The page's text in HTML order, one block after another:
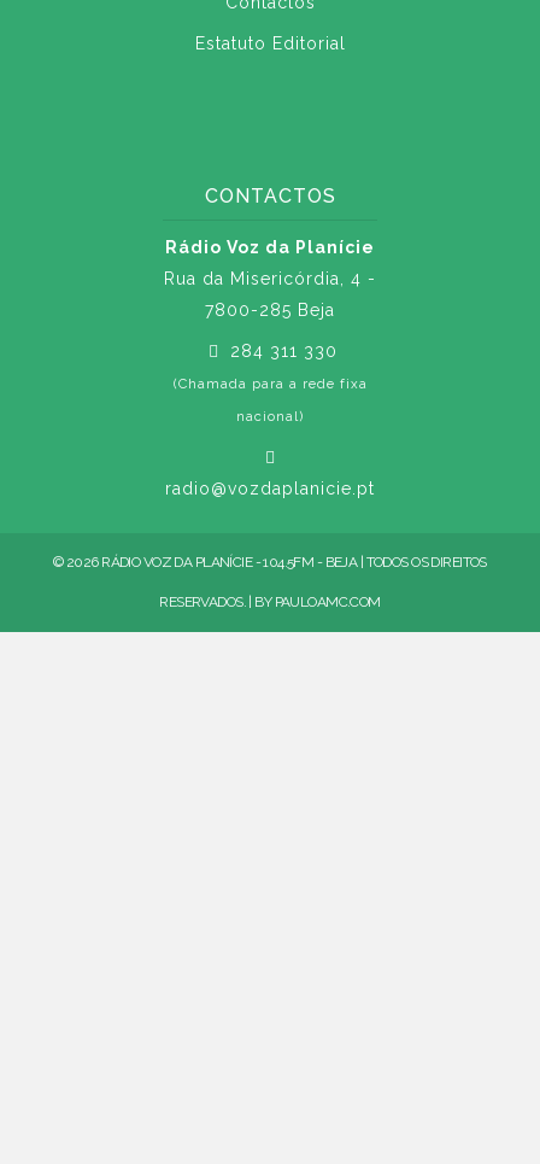
Estatuto Editorial
CONTACTOS
Rádio Voz da Planície
Rua da Misericórdia, 4 -
7800-285 Beja
284 311 330
(Chamada para a rede fixa
nacional)
radio@vozdaplanicie.pt
© 2026 RÁDIO VOZ DA PLANÍCIE - 104.5FM - BEJA | TODOS OS DIREITOS
RESERVADOS. | BY PAULOAMC.COM